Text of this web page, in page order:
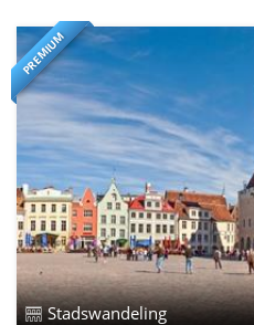
PREMIUM
Stadswandeling